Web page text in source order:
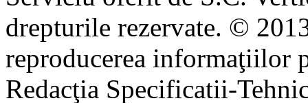
drepturile rezervate. ©
reproducerea informaţiilor
Redacţia Specificatii-